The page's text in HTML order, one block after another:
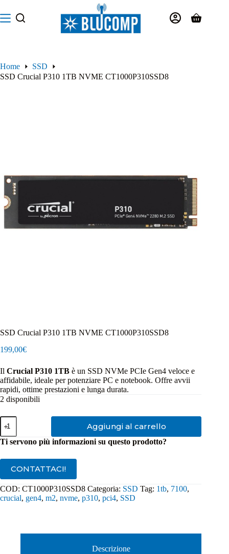
al
contenuto
Carrello
Home
SSD
SSD Crucial P310 1TB NVME CT1000P310SSD8
SSD Crucial P310 1TB NVME CT1000P310SSD8
199,00€
Il Crucial P310 1TB è un SSD NVMe PCIe Gen4 veloce e
affidabile, ideale per potenziare PC e notebook. Offre avvii
rapidi, ottime prestazioni e lunga durata.
2 disponibili
SSD
Crucial
P310
1TB
quantità
Aggiungi al carrello
Ti servono più informazioni su questo prodotto?
CONTATTACI!
COD: CT1000P310SSD8 Categoria: SSD Tag: 1tb, 7100,
crucial, gen4, m2, nvme, p310, pci4, SSD
Descrizione